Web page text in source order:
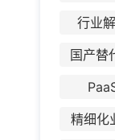
行业
国产替
精细化